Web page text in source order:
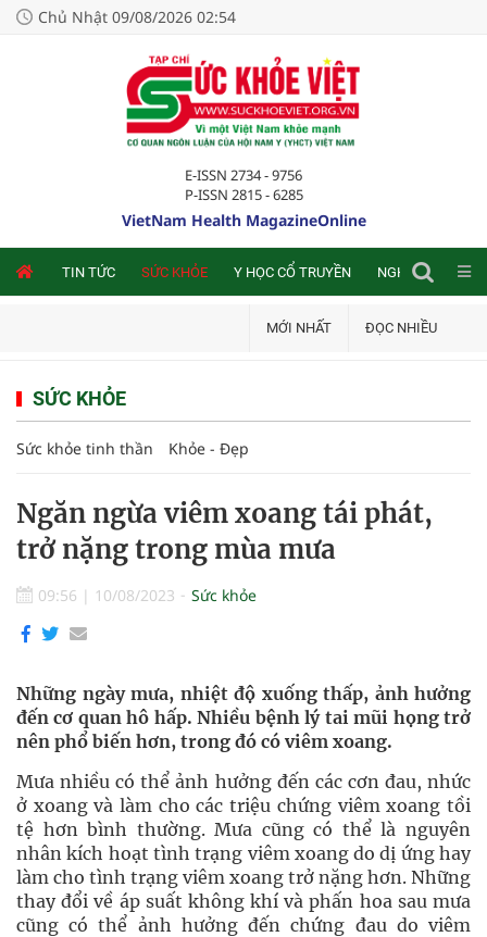
Chủ Nhật 09/08/2026 02:54
E-ISSN 2734 - 9756
P-ISSN 2815 - 6285
VietNam Health MagazineOnline
TIN TỨC SỨC KHỎE Y HỌC CỔ TRUYỀN NGHIÊN CỨU
MỚI NHẤT ĐỌC NHIỀU
SỨC KHỎE
Sức khỏe tinh thần Khỏe - Đẹp
Ngăn ngừa viêm xoang tái phát,
trở nặng trong mùa mưa
09:56 | 10/08/2023 Sức khỏe
Những ngày mưa, nhiệt độ xuống thấp, ảnh hưởng
đến cơ quan hô hấp. Nhiều bệnh lý tai mũi họng trở
nên phổ biến hơn, trong đó có viêm xoang.
Mưa nhiều có thể ảnh hưởng đến các cơn đau, nhức
ở xoang và làm cho các triệu chứng viêm xoang tồi
tệ hơn bình thường. Mưa cũng có thể là nguyên
nhân kích hoạt tình trạng viêm xoang do dị ứng hay
làm cho tình trạng viêm xoang trở nặng hơn. Những
thay đổi về áp suất không khí và phấn hoa sau mưa
cũng có thể ảnh hưởng đến chứng đau do viêm